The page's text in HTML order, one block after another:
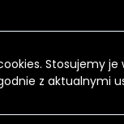
Stosujemy
z aktualnymi